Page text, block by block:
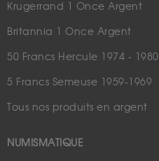
Krugerrand 1 Once Argent
Britannia 1 Once Argent
50 Francs Hercule 1974 - 1980
5 Francs Semeuse 1959-1969
Tous nos produits en argent
NUMISMATIQUE